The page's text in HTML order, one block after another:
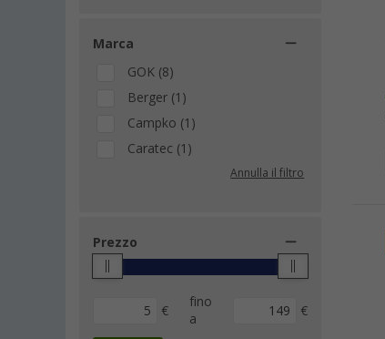
Marca
GOK (8)
Berger (1)
Campko (1)
Caratec (1)
Annulla il filtro
Prezzo
€
fino
a
€